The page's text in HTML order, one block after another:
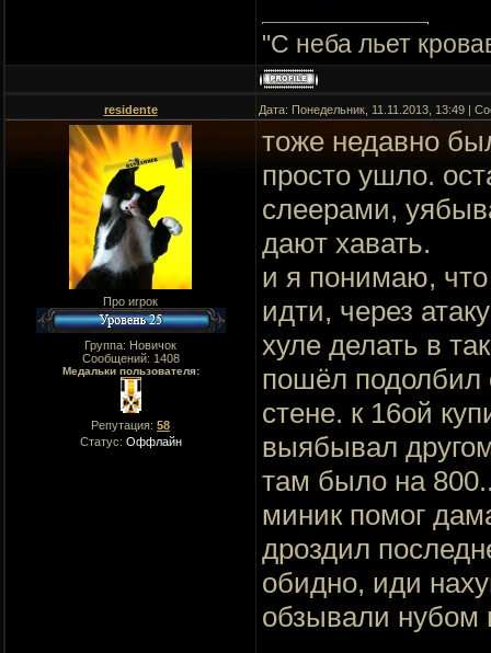
"C неба льет
residente Дата: Понедельник, 11.11.2013, 13:49 |
Про игрок
Группа: Новичок
Сообщений: 1408
Медальки пользователя:
Репутация: 58
Статус: Оффлайн
тоже недавно
просто ушло.
слеерами,
дают хавать.
и я понимаю,
идти, через
хуле делать в
пошёл подолбил
стене. к 16ой
выябывал
там было на
миник помог
дроздил
обидно, иди
обзывали нубом